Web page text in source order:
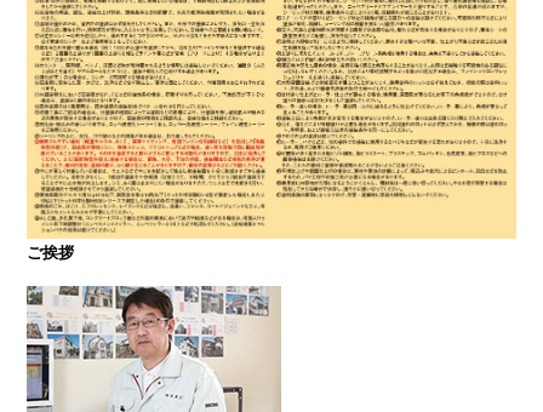
えの方は塗装専門店の株式会社住友リフォーム外壁
事業部へ。【電話：0800-200-5246/受付：8時～20
時土日対応】メール相談・御見積り依頼は24時間受
ご挨拶